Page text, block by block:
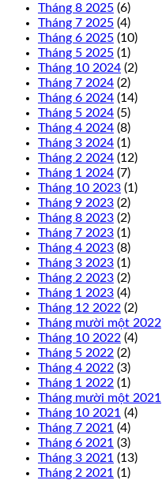
Tháng 8 2025 (6)
Tháng 7 2025 (4)
Tháng 6 2025 (10)
Tháng 5 2025 (1)
Tháng 10 2024 (2)
Tháng 7 2024 (2)
Tháng 6 2024 (14)
Tháng 5 2024 (5)
Tháng 4 2024 (8)
Tháng 3 2024 (1)
Tháng 2 2024 (12)
Tháng 1 2024 (7)
Tháng 10 2023 (1)
Tháng 9 2023 (2)
Tháng 8 2023 (2)
Tháng 7 2023 (1)
Tháng 4 2023 (8)
Tháng 3 2023 (1)
Tháng 2 2023 (2)
Tháng 1 2023 (4)
Tháng 12 2022 (2)
Tháng mười một 2022
Tháng 10 2022 (4)
Tháng 5 2022 (2)
Tháng 4 2022 (3)
Tháng 1 2022 (1)
Tháng mười một 2021
Tháng 10 2021 (4)
Tháng 7 2021 (4)
Tháng 6 2021 (3)
Tháng 3 2021 (13)
Tháng 2 2021 (1)